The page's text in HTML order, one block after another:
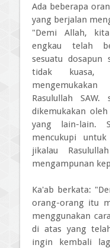
Ada beberapa
yang berjalan
"Demi Allah,
engkau telah
sesuatu dosapun
tidak kuasa,
Rasulullah SAW.
dikemukakan
yang lain-lain.
mencukupi
jikalau
mengampunan
Ka'ab berkata:
orang-orang itu
menggunakan
di atas yang
ingin kembali